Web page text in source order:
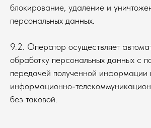
блокирование, удаление и
персональных данных.
9.2. Оператор осуществляет
обработку персональных данных с
передачей полученной информации
информационно-
без таковой.